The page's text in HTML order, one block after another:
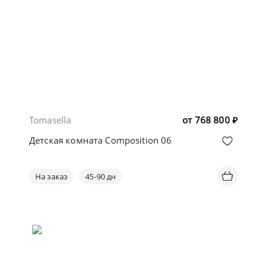
от 768 800 ₽
Tomasella
Детская комната Composition 06
На заказ 45-90 дн